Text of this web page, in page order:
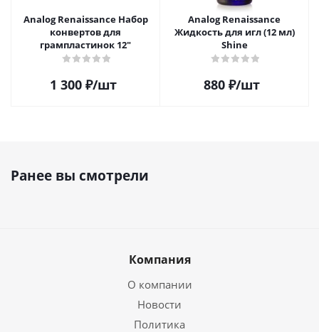
Analog Renaissance Набор
конвертов для
грампластинок 12"
1 300₽/шт
Analog Renaissance
Жидкость для игл (12 мл)
Shine
880 ₽/шт
Ранее вы смотрели
Компания
О компании
Новости
Политика